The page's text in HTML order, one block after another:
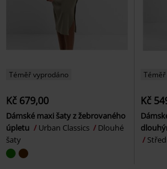
Téměř vyprodáno
Kč 679,00
Dámské maxi šaty z žebrovaného
úpletu
Urban Classics
Dlouhé
šaty
Kč